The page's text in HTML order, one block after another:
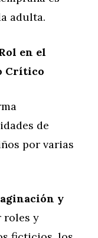
adulta.
en el
Crítico
de
por varias
y
roles y